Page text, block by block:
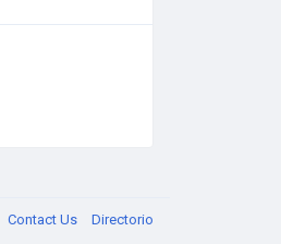
Contact Us Directorio